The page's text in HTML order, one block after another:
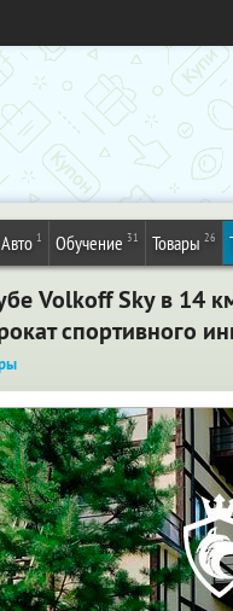
Авто 1 Обучение 31 Товары 26
Volkoff Sky в 14
спортивного